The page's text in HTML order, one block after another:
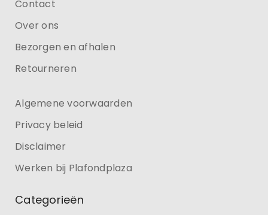
Contact
Over ons
Bezorgen en afhalen
Retourneren
Algemene voorwaarden
Privacy beleid
Disclaimer
Werken bij Plafondplaza
Categorieën